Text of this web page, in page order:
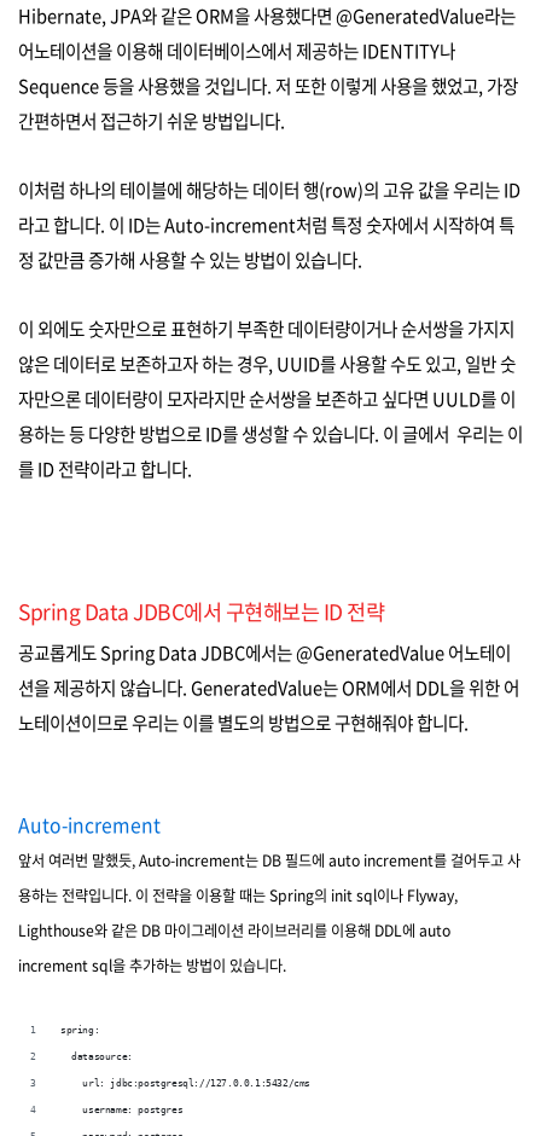
Hibernate, JPA와 같은 ORM을 사용했다면 @GeneratedValue라는
어노테이션을 이용해 데이터베이스에서 제공하는 IDENTITY나
Sequence 등을 사용했을 것입니다. 저 또한 이렇게 사용을 했었고, 가장
간편하면서 접근하기 쉬운 방법입니다.
이처럼 하나의 테이블에 해당하는 데이터 행(row)의 고유 값을 우리는 ID
라고 합니다. 이 ID는 Auto-increment처럼 특정 숫자에서 시작하여 특
정 값만큼 증가해 사용할 수 있는 방법이 있습니다.
이 외에도 숫자만으로 표현하기 부족한 데이터량이거나 순서쌍을 가지지
않은 데이터로 보존하고자 하는 경우, UUID를 사용할 수도 있고, 일반 숫
자만으론 데이터량이 모자라지만 순서쌍을 보존하고 싶다면 UULD를 이
용하는 등 다양한 방법으로 ID를 생성할 수 있습니다. 이 글에서 우리는 이
를 ID 전략이라고 합니다.
Spring Data JDBC에서 구현해보는 ID 전략
공교롭게도 Spring Data JDBC에서는 @GeneratedValue 어노테이
션을 제공하지 않습니다. GeneratedValue는 ORM에서 DDL을 위한 어
노테이션이므로 우리는 이를 별도의 방법으로 구현해줘야 합니다.
Auto-increment
앞서 여러번 말했듯, Auto-increment는 DB 필드에 auto increment를 걸어두고 사
용하는 전략입니다. 이 전략을 이용할 때는 Spring의 init sql이나 Flyway,
Lighthouse와 같은 DB 마이그레이션 라이브러리를 이용해 DDL에 auto
increment sql을 추가하는 방법이 있습니다.
spring:
  datasource:
    url: jdbc:postgresql://127.0.0.1:5432/cms
    username: postgres